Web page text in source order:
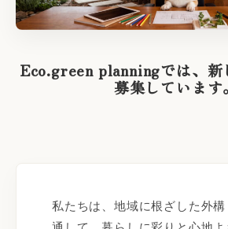
Eco.green planningでは、新
募集しています。
私たちは、地域に根ざした外